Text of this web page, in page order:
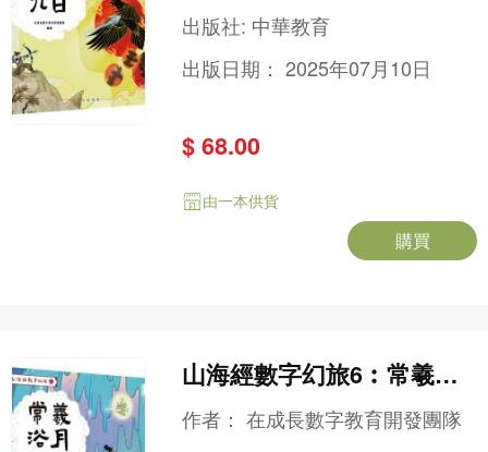
出版社: 中華教育
出版日期：2025年07月10日
$ 68.00
由一本供貨
購買
山海經數字幻旅6︰常羲浴
月
作者：在成長數字教育開發團隊